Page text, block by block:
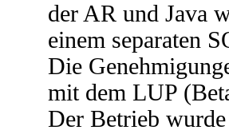
der AR und Java
einem separaten
Die
mit dem LUP
Der Betrieb